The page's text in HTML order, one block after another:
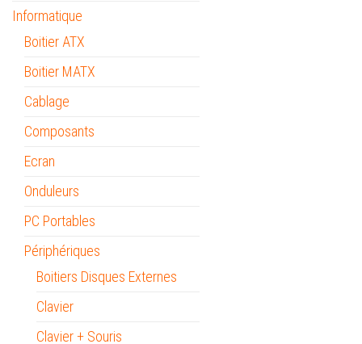
Informatique
Boitier ATX
Boitier MATX
Cablage
Composants
Ecran
Onduleurs
PC Portables
Périphériques
Boitiers Disques Externes
Clavier
Clavier + Souris